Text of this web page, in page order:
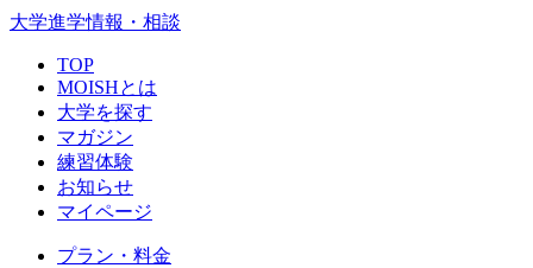
大学進学情報・相談
TOP
MOISHとは
大学を探す
マガジン
練習体験
お知らせ
マイページ
プラン・料金